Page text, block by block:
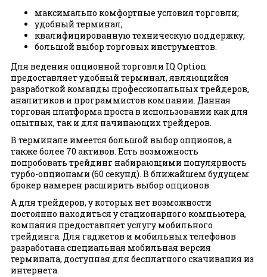
максимально комфортные условия торговли;
удобный терминал;
квалифицированную техническую поддержку;
большой выбор торговых инструментов.
Для ведения опционной торговли IQ Option
предоставляет удобный терминал, являющийся
разработкой команды профессиональных трейдеров,
аналитиков и программистов компании. Данная
торговая платформа проста в использовании как для
опытных, так и для начинающих трейдеров.
В терминале имеется большой выбор опционов, а
также более 70 активов. Есть возможность
попробовать трейдинг набирающими популярность
турбо-опционами (60 секунд). В ближайшем будущем
брокер намерен расширить выбор опционов.
А для трейдеров, у которых нет возможности
постоянно находиться у стационарного компьютера,
компания предоставляет услугу мобильного
трейдинга. Для гаджетов и мобильных телефонов
разработана специальная мобильная версия
терминала, доступная для бесплатного скачивания из
интернета.